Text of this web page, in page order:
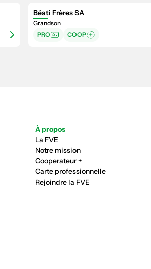
Béati Frères SA
Grandson
PRO
COOP
À propos
La FVE
Notre mission
Cooperateur +
Carte professionnelle
Rejoindre la FVE